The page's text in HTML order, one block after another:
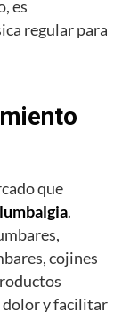
es
regular para
que
lumbalgia.
cojines
dolor y facilitar